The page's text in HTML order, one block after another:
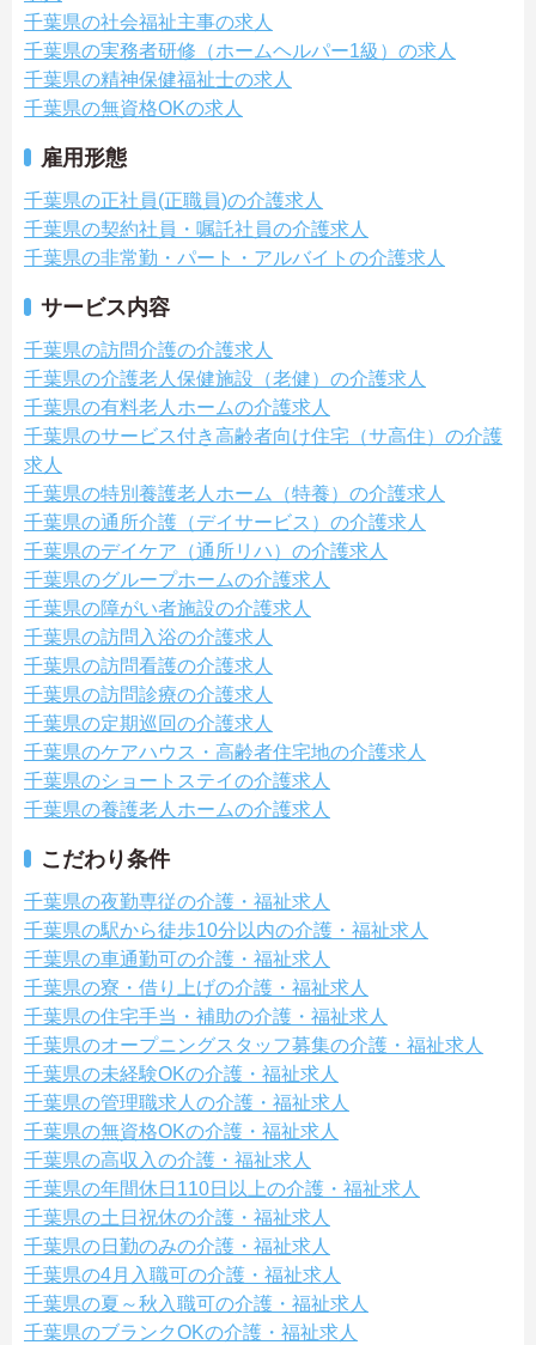
千葉県の社会福祉主事の求人
千葉県の実務者研修（ホームヘルパー1級）の求人
千葉県の精神保健福祉士の求人
千葉県の無資格OKの求人
雇用形態
千葉県の正社員(正職員)の介護求人
千葉県の契約社員・嘱託社員の介護求人
千葉県の非常勤・パート・アルバイトの介護求人
サービス内容
千葉県の訪問介護の介護求人
千葉県の介護老人保健施設（老健）の介護求人
千葉県の有料老人ホームの介護求人
千葉県のサービス付き高齢者向け住宅（サ高住）の介護
求人
千葉県の特別養護老人ホーム（特養）の介護求人
千葉県の通所介護（デイサービス）の介護求人
千葉県のデイケア（通所リハ）の介護求人
千葉県のグループホームの介護求人
千葉県の障がい者施設の介護求人
千葉県の訪問入浴の介護求人
千葉県の訪問看護の介護求人
千葉県の訪問診療の介護求人
千葉県の定期巡回の介護求人
千葉県のケアハウス・高齢者住宅地の介護求人
千葉県のショートステイの介護求人
千葉県の養護老人ホームの介護求人
こだわり条件
千葉県の夜勤専従の介護・福祉求人
千葉県の駅から徒歩10分以内の介護・福祉求人
千葉県の車通勤可の介護・福祉求人
千葉県の寮・借り上げの介護・福祉求人
千葉県の住宅手当・補助の介護・福祉求人
千葉県のオープニングスタッフ募集の介護・福祉求人
千葉県の未経験OKの介護・福祉求人
千葉県の管理職求人の介護・福祉求人
千葉県の無資格OKの介護・福祉求人
千葉県の高収入の介護・福祉求人
千葉県の年間休日110日以上の介護・福祉求人
千葉県の土日祝休の介護・福祉求人
千葉県の日勤のみの介護・福祉求人
千葉県の4月入職可の介護・福祉求人
千葉県の夏～秋入職可の介護・福祉求人
千葉県のブランクOKの介護・福祉求人